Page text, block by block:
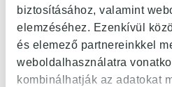
biztosításához, valamint
elemzéséhez. Ezenkívül
és elemező partnereinkkel
weboldalhasználatra
kombinálhatják az adatokat